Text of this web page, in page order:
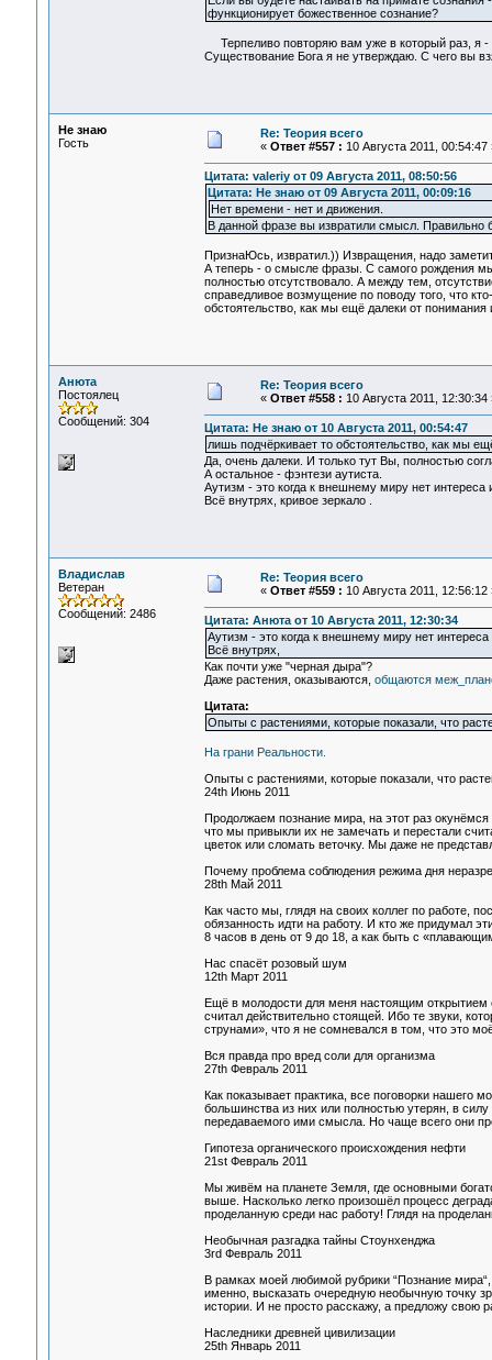
функционирует божественное сознание?
Терпеливо повторяю вам уже в который раз, я -
Существование Бога я не утверждаю. С чего вы
Не знаю
Гость
Re: Теория всего
« Ответ #557 : 10 Августа 2011, 00:54:47
Цитата: valeriy от 09 Августа 2011, 08:50:56
Цитата: Не знаю от 09 Августа 2011, 00:09:16
Нет времени - нет и движения.
В данной фразе вы извратили смысл. Правильно
ПризнаЮсь, извратил.)) Извращения, надо
А теперь - о смысле фразы. С самого рождения
полностью отсутствовало. А между тем,
справедливое возмущение по поводу того, что
обстоятельство, как мы ещё далеки от
Анюта
Постоялец
Сообщений: 304
Re: Теория всего
« Ответ #558 : 10 Августа 2011, 12:30:34
Цитата: Не знаю от 10 Августа 2011, 00:54:47
лишь подчёркивает то обстоятельство, как мы
Да, очень далеки. И только тут Вы, полностью
А остальное - фэнтези аутиста.
Аутизм - это когда к внешнему миру нет
Всё внутрях, кривое зеркало .
Владислав
Ветеран
Сообщений: 2486
Re: Теория всего
« Ответ #559 : 10 Августа 2011, 12:56:12
Цитата: Анюта от 10 Августа 2011, 12:30:34
Аутизм - это когда к внешнему миру нет
Всё внутрях,
Как почти уже "черная дыра"?
Даже растения, оказываются, общаются
Цитата:
Опыты с растениями, которые показали, что
На грани Реальности.
Опыты с растениями, которые показали, что
24th Июнь 2011
Продолжаем познание мира, на этот раз
что мы привыкли их не замечать и перестали
цветок или сломать веточку. Мы даже не
Почему проблема соблюдения режима дня
28th Май 2011
Как часто мы, глядя на своих коллег по работе,
обязанность идти на работу. И кто же придумал
8 часов в день от 9 до 18, а как быть с
Нас спасёт розовый шум
12th Март 2011
Ещё в молодости для меня настоящим
считал действительно стоящей. Ибо те звуки,
струнами», что я не сомневался в том, что это
Вся правда про вред соли для организма
27th Февраль 2011
Как показывает практика, все поговорки нашего
большинства из них или полностью утерян, в
передаваемого ими смысла. Но чаще всего они
Гипотеза органического происхождения нефти
21st Февраль 2011
Мы живём на планете Земля, где основными
выше. Насколько легко произошёл процесс
проделанную среди нас работу! Глядя на
Необычная разгадка тайны Стоунхенджа
3rd Февраль 2011
В рамках моей любимой рубрики “Познание
именно, высказать очередную необычную точку
истории. И не просто расскажу, а предложу свою
Наследники древней цивилизации
25th Январь 2011